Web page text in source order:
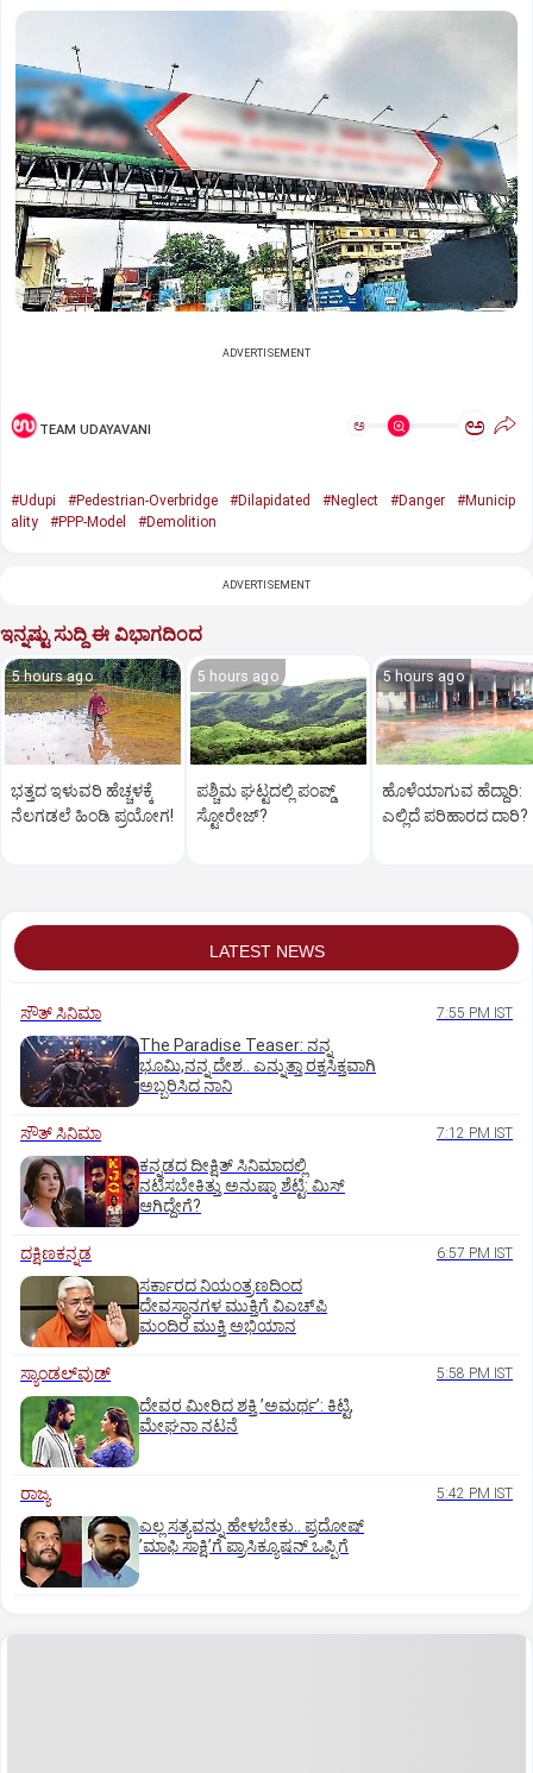
ADVERTISEMENT
TEAM UDAYAVANI ಅ ಅ
#Udupi #Pedestrian-Overbridge #Dilapidated #Neglect #Danger
#Municip
ality
#PPP-Model #Demolition
ADVERTISEMENT
ಇನ್ನಷ್ಟು ಸುದ್ದಿ ಈ ವಿಭಾಗದಿಂದ
5 hours ago
ಭತ್ತದ ಇಳುವರಿ ಹೆಚ್ಚಳಕ್ಕೆ
ನೆಲಗಡಲೆ ಹಿಂಡಿ ಪ್ರಯೋಗ!
5 hours ago
ಪಶ್ಚಿಮ ಘಟ್ಟದಲ್ಲಿ ಪಂಪ್ಡ್
ಸ್ಟೋರೇಜ್‌?
5 hours ago
ಹೊಳೆಯಾಗುವ ಹೆದ್ದಾರಿ:
ಎಲ್ಲಿದೆ ಪರಿಹಾರದ ದಾರಿ?
LATEST NEWS
ಸೌತ್‌ ಸಿನಿಮಾ 7:55 PM IST
The Paradise Teaser: ನನ್ನ
ಭೂಮಿ,ನನ್ನ ದೇಶ.. ಎನ್ನುತ್ತಾ ರಕ್ತಸಿಕ್ತವಾಗಿ
ಅಬ್ಬರಿಸಿದ ನಾನಿ
ಸೌತ್‌ ಸಿನಿಮಾ 7:12 PM IST
ಕನ್ನಡದ ದೀಕ್ಷಿತ್‌ ಸಿನಿಮಾದಲ್ಲಿ
ನಟಿಸಬೇಕಿತ್ತು ಅನುಷ್ಕಾ ಶೆಟ್ಟಿ: ಮಿಸ್‌
ಆಗಿದ್ದೇಗೆ?
ದಕ್ಷಿಣಕನ್ನಡ 6:57 PM IST
ಸರ್ಕಾರದ ನಿಯಂತ್ರಣದಿಂದ
ದೇವಸ್ಥಾನಗಳ ಮುಕ್ತಿಗೆ ವಿಎಚ್‌ಪಿ
ಮಂದಿರ ಮುಕ್ತಿ ಅಭಿಯಾನ
ಸ್ಯಾಂಡಲ್‌ವುಡ್‌ 5:58 PM IST
ದೇವರ ಮೀರಿದ ಶಕ್ತಿ ʼಅಮರ್ಥʼ: ಕಿಟ್ಟಿ,
ಮೇಘನಾ ನಟನೆ
ರಾಜ್ಯ 5:42 PM IST
ಎಲ್ಲ ಸತ್ಯವನ್ನು ಹೇಳಬೇಕು.. ಪ್ರದೋಷ್‌
ʼಮಾಫಿ ಸಾಕ್ಷಿʼಗೆ ಪ್ರಾಸಿಕ್ಯೂಷನ್ ಒಪ್ಪಿಗೆ